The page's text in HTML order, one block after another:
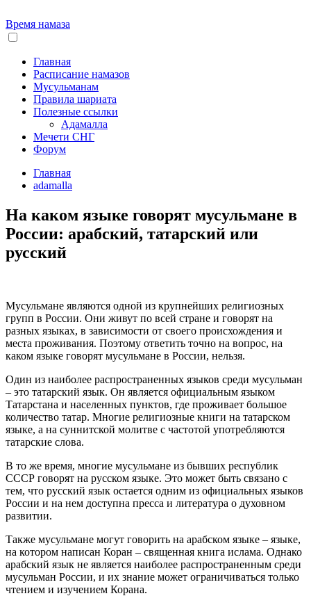
Время намаза
Главная
Расписание намазов
Мусульманам
Правила шариата
Полезные ссылки
Адамалла
Мечети СНГ
Форум
Главная
adamalla
На каком языке говорят мусульмане в
России: арабский, татарский или
русский
Мусульмане являются одной из крупнейших религиозных
групп в России. Они живут по всей стране и говорят на
разных языках, в зависимости от своего происхождения и
места проживания. Поэтому ответить точно на вопрос, на
каком языке говорят мусульмане в России, нельзя.
Один из наиболее распространенных языков среди мусульман
– это татарский язык. Он является официальным языком
Татарстана и населенных пунктов, где проживает большое
количество татар. Многие религиозные книги на татарском
языке, а на суннитской молитве с частотой употребляются
татарские слова.
В то же время, многие мусульмане из бывших республик
СССР говорят на русском языке. Это может быть связано с
тем, что русский язык остается одним из официальных языков
России и на нем доступна пресса и литература о духовном
развитии.
Также мусульмане могут говорить на арабском языке – языке,
на котором написан Коран – священная книга ислама. Однако
арабский язык не является наиболее распространенным среди
мусульман России, и их знание может ограничиваться только
чтением и изучением Корана.